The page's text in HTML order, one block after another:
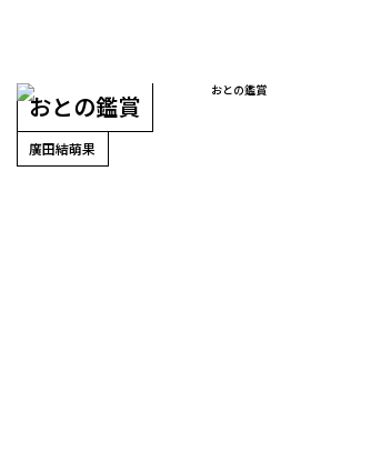
おとの鑑賞
廣田結萌果